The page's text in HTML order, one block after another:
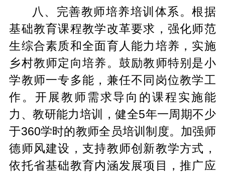
八、完善教师培养培训体系。根据
基础教育课程教学改革要求，强化师范
生综合素质和全面育人能力培养，实施
乡村教师定向培养。鼓励教师特别是小
学教师一专多能，兼任不同岗位教学工
作。开展教师需求导向的课程实施能
力、教研能力培训，健全5年一周期不少
于360学时的教师全员培训制度。加强师
德师风建设，支持教师创新教学方式，
依托省基础教育内涵发展项目，推广应